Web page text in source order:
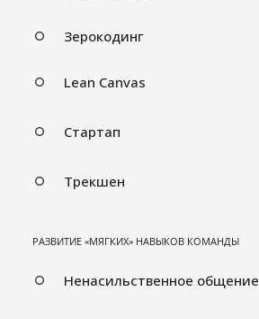
Зерокодинг
Lean Canvas
Стартап
Трекшен
РАЗВИТИЕ «МЯГКИХ» НАВЫКОВ КОМАНДЫ
Ненасильственное общение